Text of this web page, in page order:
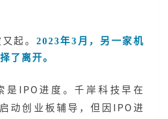
起。
2023年3月，另一家机
了离开。
是IPO进度。千岸科技早在
动创业板辅导，但因IPO进